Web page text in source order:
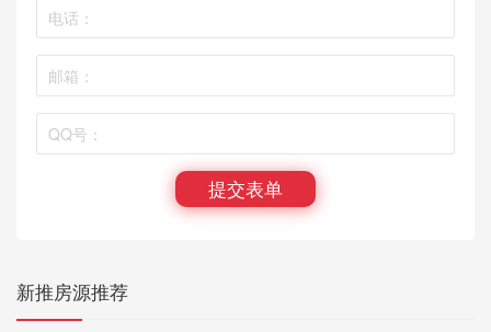
提交表单
新推房源推荐